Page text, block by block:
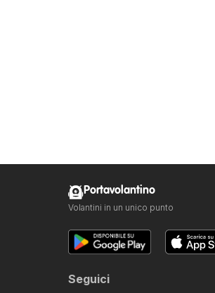
Portavolantino
Volantini in un unico punto
Seguici